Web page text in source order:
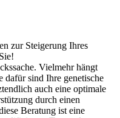
zur Steigerung Ihres
Vielmehr hängt
dafür sind Ihre genetische
auch eine optimale
durch einen
Beratung ist eine